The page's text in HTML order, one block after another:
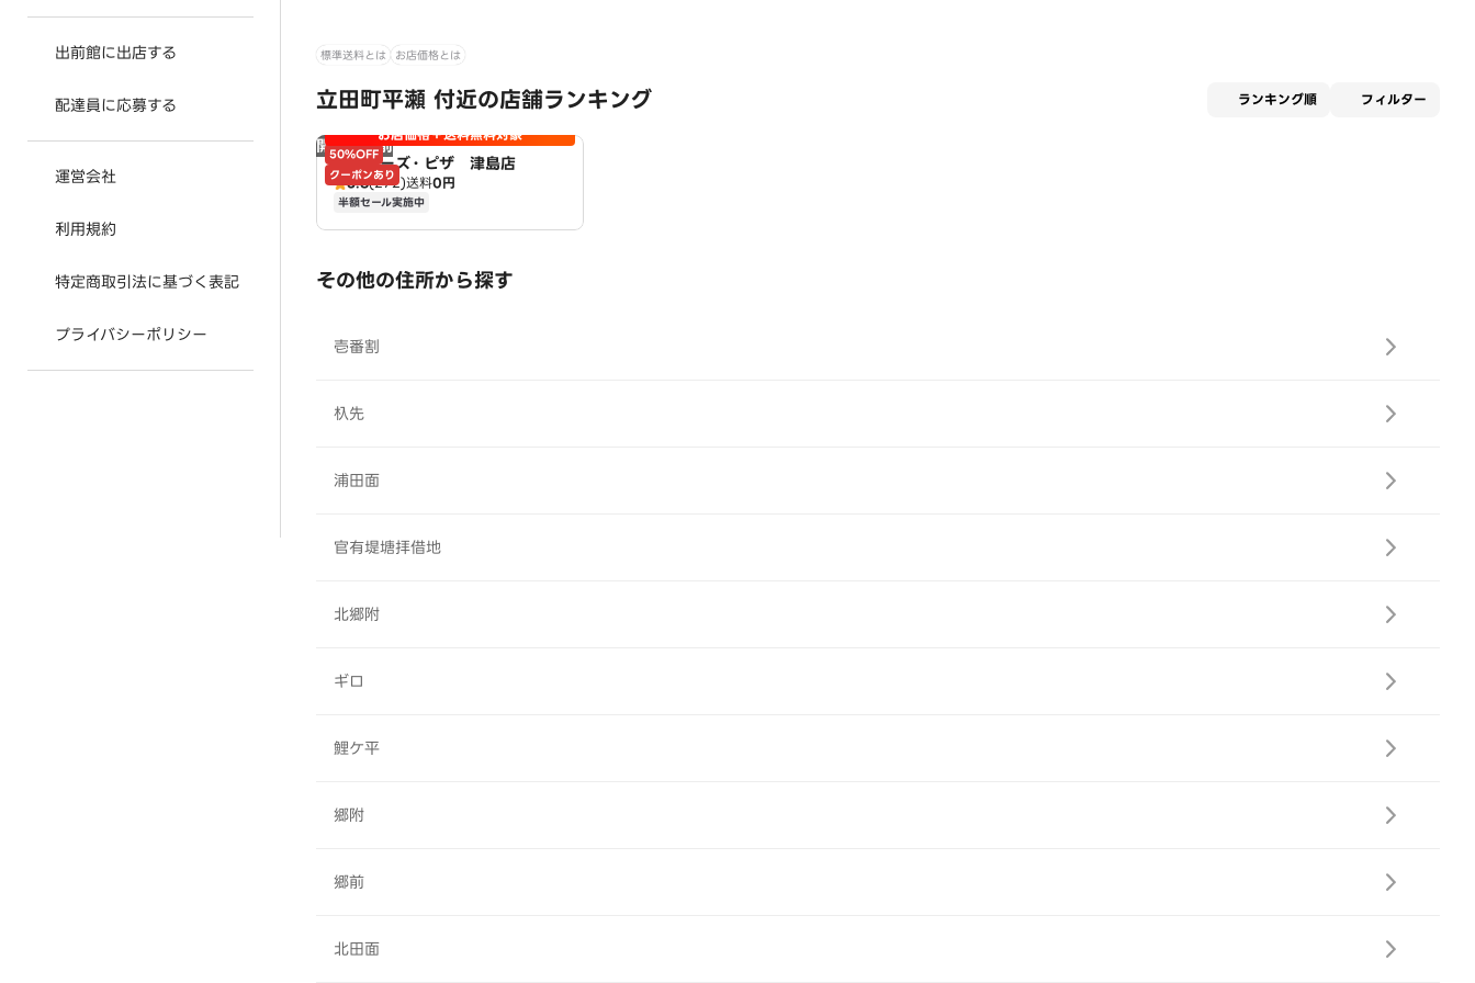
出前館に出店する
配達員に応募する
運営会社
利用規約
特定商取引法に基づく表記
プライバシーポリシー
標準送料とは お店価格とは
立田町平瀬 付近の店舗ランキング ランキング順 フィルター
開店時間前
50%OFF
クーポンあり
お店価格＋送料無料対象
アオキーズ・ピザ 津島店
3.8(272)送料0円
半額セール実施中
その他の住所から探す
壱番割
杁先
浦田面
官有堤塘拝借地
北郷附
ギロ
鯉ケ平
郷附
郷前
北田面